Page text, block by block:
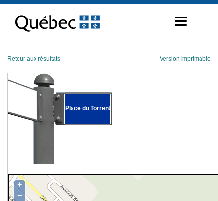
contenu
Retour aux résultats Version imprimable
Place du Torrent
+
−